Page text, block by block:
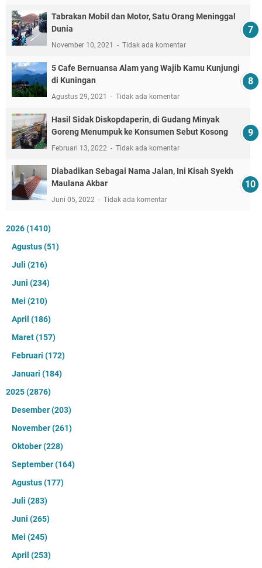
Tabrakan Mobil dan Motor, Satu Orang Meninggal
Dunia
November 10, 2021 Tidak ada komentar
5 Cafe Bernuansa Alam yang Wajib Kamu Kunjungi
di Kuningan
Agustus 29, 2021 Tidak ada komentar
Hasil Sidak Diskopdaperin, di Gudang Minyak
Goreng Menumpuk ke Konsumen Sebut Kosong
Februari 13, 2022 Tidak ada komentar
Diabadikan Sebagai Nama Jalan, Ini Kisah Syekh
Maulana Akbar
Juni 05, 2022 Tidak ada komentar
2026(1410)
Agustus(51)
Juli (216)
Juni (234)
Mei (210)
April (186)
Maret(157)
Februari (172)
Januari (184)
2025(2876)
Desember(203)
November(261)
Oktober(228)
September(164)
Agustus(177)
Juli (283)
Juni (265)
Mei (245)
April (253)